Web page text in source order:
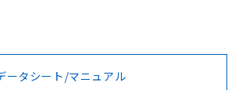
をご利用いただく前に、以下を必ずお読
条件
ータシート/マニュアル